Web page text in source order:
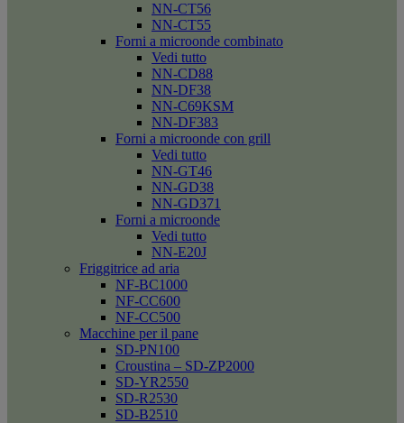
NN-CT56
NN-CT55
Forni a microonde combinato
Vedi tutto
NN-CD88
NN-DF38
NN-C69KSM
NN-DF383
Forni a microonde con grill
Vedi tutto
NN-GT46
NN-GD38
NN-GD371
Forni a microonde
Vedi tutto
NN-E20J
Friggitrice ad aria
NF-BC1000
NF-CC600
NF-CC500
Macchine per il pane
SD-PN100
Croustina – SD-ZP2000
SD-YR2550
SD-R2530
SD-B2510